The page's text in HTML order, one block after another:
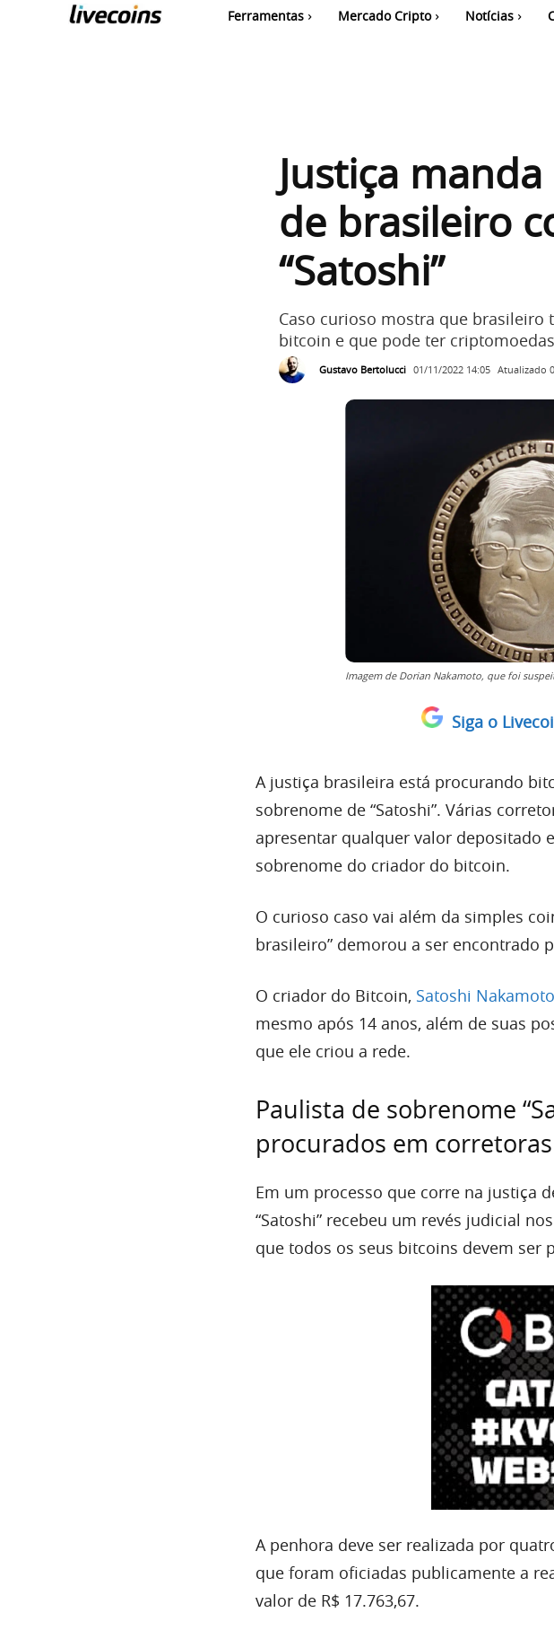
Ferramentas Mercado Cripto Notícias
Justiça
de brasileiro
“Satoshi”
Caso curioso mostra que
bitcoin e que pode ter
Gustavo Bertolucci 01/11/2022 14:05 Atualizado
Imagem de Dorian Nakamoto, que foi
Siga o
A justiça brasileira está procurando
sobrenome de “Satoshi”. Várias
apresentar qualquer valor depositado
sobrenome do criador do bitcoin.
O curioso caso vai além da simples
brasileiro” demorou a ser encontrado
O criador do Bitcoin, Satoshi Nakamoto
mesmo após 14 anos, além de suas
que ele criou a rede.
Paulista de sobrenome
procurados em corretoras
Em um processo que corre na justiça
“Satoshi” recebeu um revés judicial
que todos os seus bitcoins devem ser
A penhora deve ser realizada por
que foram oficiadas publicamente a
valor de R$ 17.763,67.